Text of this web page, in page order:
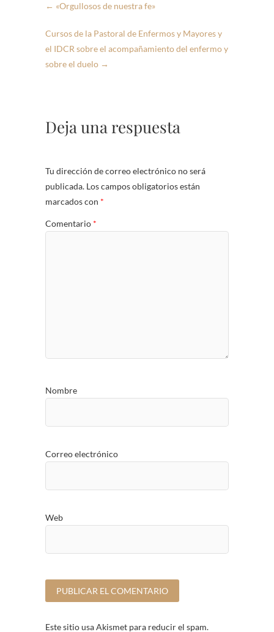
← «Orgullosos de nuestra fe»
Cursos de la Pastoral de Enfermos y Mayores y
el IDCR sobre el acompañamiento del enfermo y
sobre el duelo →
Deja una respuesta
Tu dirección de correo electrónico no será
publicada. Los campos obligatorios están
marcados con *
Comentario *
Nombre
Correo electrónico
Web
Este sitio usa Akismet para reducir el spam.